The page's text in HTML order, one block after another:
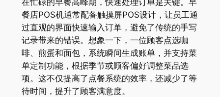
在忙碌的早餐高峰期，快速处理订单是关键。早
餐店POS机通常配备触摸屏POS设计，让员工通
过直观的界面快速输入订单，避免了传统的手写
记录带来的错误。想象一下，一位顾客点选咖
啡、煎蛋和面包，系统瞬间生成账单，并支持菜
单定制功能，根据季节或顾客偏好调整菜品选
项。这不仅提高了点餐系统的效率，还减少了等
待时间，提升了顾客满意度。